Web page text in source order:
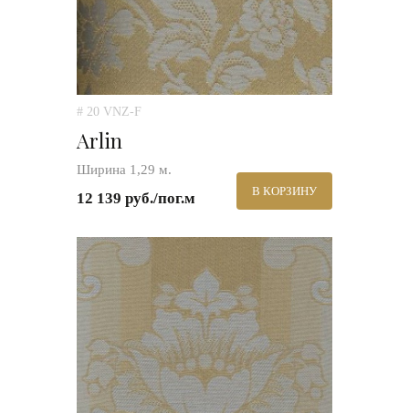
# 20 VNZ-F
Arlin
Ширина 1,29 м.
12 139 руб./пог.м В КОРЗИНУ